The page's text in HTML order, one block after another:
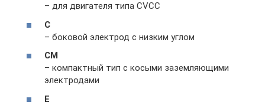
– для двигателя типа CVCC
C
– боковой электрод с низким углом
CM
– компактный тип с косыми заземляющими
электродами
E